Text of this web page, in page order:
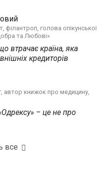
філантроп, голова опікунської
та Любові»
втрачає країна, яка
кредиторів
автор книжок про медицину,
– це не про
все